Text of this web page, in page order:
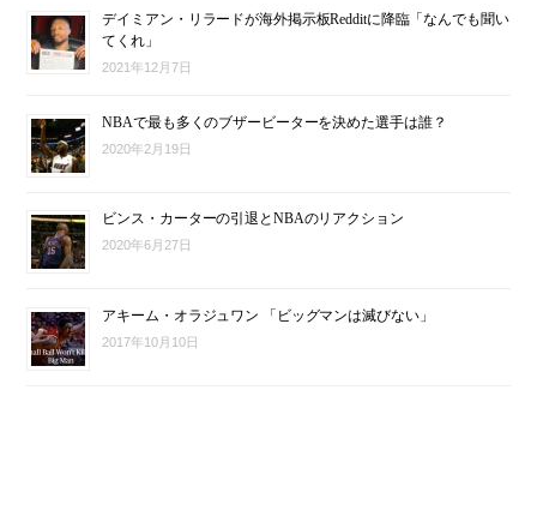
デイミアン・リラードが海外掲示板Redditに降臨「なんでも聞い
てくれ」
2021年12月7日
NBAで最も多くのブザービーターを決めた選手は誰？
2020年2月19日
ビンス・カーターの引退とNBAのリアクション
2020年6月27日
アキーム・オラジュワン 「ビッグマンは滅びない」
2017年10月10日